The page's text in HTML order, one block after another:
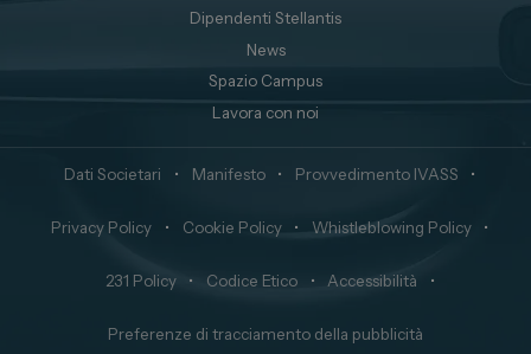
Dipendenti Stellantis
News
Spazio Campus
Lavora con noi
Dati Societari • Manifesto • Provvedimento IVASS •
Privacy Policy • Cookie Policy • Whistleblowing Policy •
231 Policy • Codice Etico • Accessibilità •
Preferenze di tracciamento della pubblicità